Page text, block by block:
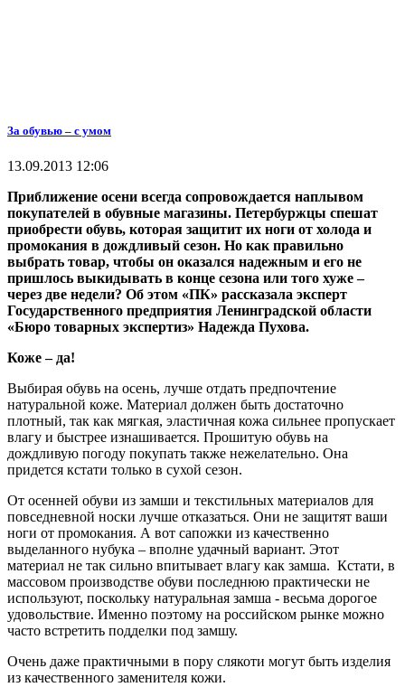
За обувью – с умом
13.09.2013 12:06
Приближение осени всегда сопровождается наплывом
покупателей в обувные магазины. Петербуржцы спешат
приобрести обувь, которая защитит их ноги от холода и
промокания в дождливый сезон. Но как правильно
выбрать товар, чтобы он оказался надежным и его не
пришлось выкидывать в конце сезона или того хуже –
через две недели? Об этом «ПК» рассказала эксперт
Государственного предприятия Ленинградской области
«Бюро товарных экспертиз» Надежда Пухова.
Коже – да!
Выбирая обувь на осень, лучше отдать предпочтение
натуральной коже. Материал должен быть достаточно
плотный, так как мягкая, эластичная кожа сильнее пропускает
влагу и быстрее изнашивается. Прошитую обувь на
дождливую погоду покупать также нежелательно. Она
придется кстати только в сухой сезон.
От осенней обуви из замши и текстильных материалов для
повседневной носки лучше отказаться. Они не защитят ваши
ноги от промокания. А вот сапожки из качественно
выделанного нубука – вполне удачный вариант. Этот
материал не так сильно впитывает влагу как замша. Кстати, в
массовом производстве обуви последнюю практически не
используют, поскольку натуральная замша - весьма дорогое
удовольствие. Именно поэтому на российском рынке можно
часто встретить подделки под замшу.
Очень даже практичными в пору слякоти могут быть изделия
из качественного заменителя кожи.